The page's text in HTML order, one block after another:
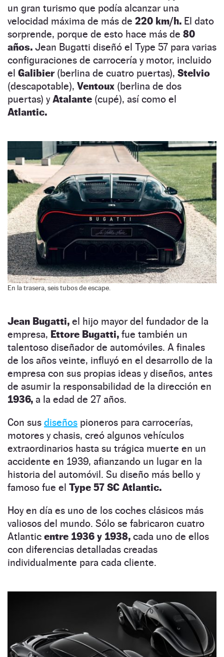
un gran turismo que podía alcanzar una
velocidad máxima de más de 220 km/h. El dato
sorprende, porque de esto hace más de 80
años. Jean Bugatti diseñó el Type 57 para varias
configuraciones de carrocería y motor, incluido
el Galibier(berlina de cuatro puertas), Stelvio
(descapotable), Ventoux (berlina de dos
puertas) yAtalante (cupé), así como el
Atlantic.
En la trasera, seis tubos de escape.
Jean Bugatti, el hijo mayor del fundador de la
empresa, Ettore Bugatti, fue también un
talentoso diseñador de automóviles. A finales
de los años veinte, influyó en el desarrollo de la
empresa con sus propias ideas y diseños, antes
de asumir la responsabilidad de la dirección en
1936, a la edad de 27 años.
Con sus diseños pioneros para carrocerías,
motores y chasis, creó algunos vehículos
extraordinarios hasta su trágica muerte en un
accidente en 1939, afianzando un lugar en la
historia del automóvil. Su diseño más bello y
famoso fue el Type 57 SC Atlantic.
Hoy en día es uno de los coches clásicos más
valiosos del mundo. Sólo se fabricaron cuatro
Atlantic entre 1936 y 1938, cada uno de ellos
con diferencias detalladas creadas
individualmente para cada cliente.